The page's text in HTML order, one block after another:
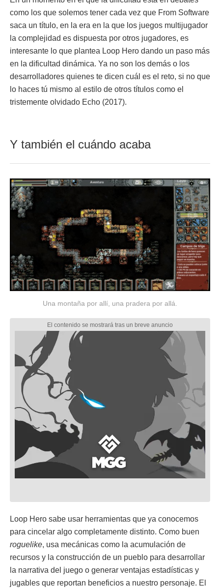
como los que solemos tener cada vez que From Software
saca un título, en la era en la que los juegos multijugador
la complejidad es dispuesta por otros jugadores, es
interesante lo que plantea Loop Hero dando un paso más
en la dificultad dinámica. Ya no son los demás o los
desarrolladores quienes te dicen cuál es el reto, si no que
lo haces tú mismo al estilo de otros títulos como el
tristemente olvidado Echo (2017).
Y también el cuándo acaba
Una montaña por allí, una pradera por allá.
Loop Hero sabe usar herramientas que ya conocemos
para cincelar algo completamente distinto. Como buen
roguelike, usa mecánicas como la acumulación de
recursos y la construcción de un pueblo para desarrollar
la narrativa del juego o generar ventajas estadísticas y
jugables que reportan beneficios a nuestro personaje. El